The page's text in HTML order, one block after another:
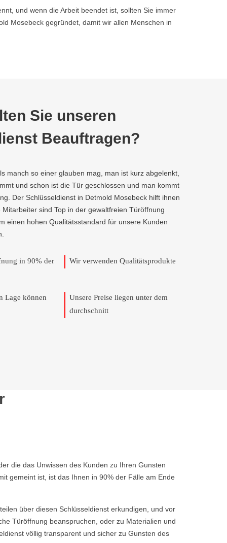
und wenn die Arbeit beendet ist, sollten Sie immer
Mosebeck gegründet, damit wir allen Menschen in
Sie unseren
Beauftragen?
manch so einer glauben mag, man ist kurz abgelenkt,
und schon ist die Tür geschlossen und man kommt
Der Schlüsseldienst in Detmold Mosebeck hilft ihnen
Mitarbeiter sind Top in der gewaltfreien Türöffnung
einen hohen Qualitätsstandard für unsere Kunden
in 90% der Wir verwenden Qualitätsprodukte
Lage können
Unsere Preise liegen unter dem
durchschnitt
die das Unwissen des Kunden zu Ihren Gunsten
gemeint ist, ist das Ihnen in 90% der Fälle am Ende
über diesen Schlüsseldienst erkundigen, und vor
Türöffnung beanspruchen, oder zu Materialien und
völlig transparent und sicher zu Gunsten des